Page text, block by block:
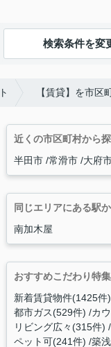
検索条件を変
【賃貸】を市区
近くの市区町村から
半田市 常滑市 大府
同じエリアにある駅
南加木屋
おすすめこだわり特集
新着賃貸物件(1425件)
都市ガス(529件) カ
リビング広々(315件)
ペット可(241件) 築